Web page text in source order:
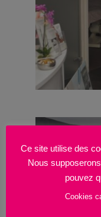
Ce site utilise des
Nous
pouvez
Cookies